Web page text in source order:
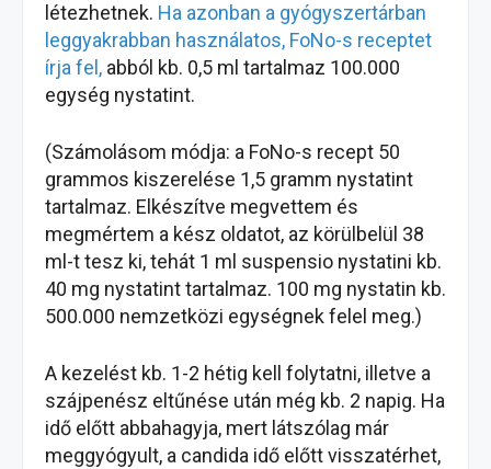
létezhetnek. Ha azonban a gyógyszertárban
leggyakrabban használatos, FoNo-s receptet
írja fel, abból kb. 0,5 ml tartalmaz 100.000
egység nystatint.
(Számolásom módja: a FoNo-s recept 50
grammos kiszerelése 1,5 gramm nystatint
tartalmaz. Elkészítve megvettem és
megmértem a kész oldatot, az körülbelül 38
ml-t tesz ki, tehát 1 ml suspensio nystatini kb.
40 mg nystatint tartalmaz. 100 mg nystatin kb.
500.000 nemzetközi egységnek felel meg.)
A kezelést kb. 1-2 hétig kell folytatni, illetve a
szájpenész eltűnése után még kb. 2 napig. Ha
idő előtt abbahagyja, mert látszólag már
meggyógyult, a candida idő előtt visszatérhet,